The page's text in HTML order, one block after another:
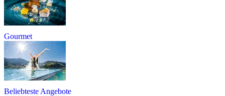
Gourmet
Beliebteste Angebote